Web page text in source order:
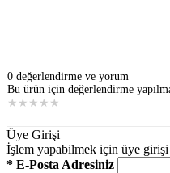
0 değerlendirme ve yorum
Bu ürün için değerlendirme
★ ★ ★ ★ ★
Üye Girişi
İşlem yapabilmek için üye
* E-Posta Adresiniz